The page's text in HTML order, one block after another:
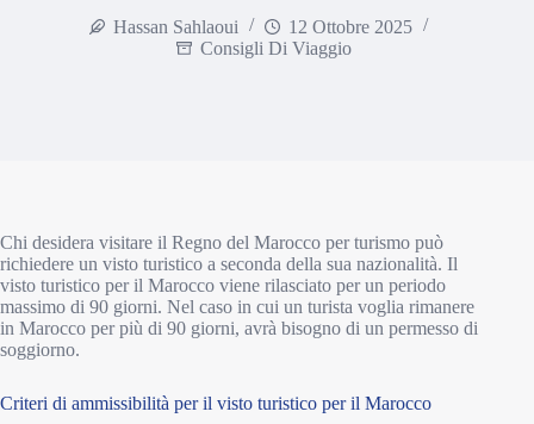
Hassan Sahlaoui
12 Ottobre 2025
Consigli Di Viaggio
Chi desidera visitare il Regno del Marocco per turismo può
richiedere un visto turistico a seconda della sua nazionalità. Il
visto turistico per il Marocco viene rilasciato per un periodo
massimo di 90 giorni. Nel caso in cui un turista voglia rimanere
in Marocco per più di 90 giorni, avrà bisogno di un permesso di
soggiorno.
Criteri di ammissibilità per il visto turistico per il Marocco